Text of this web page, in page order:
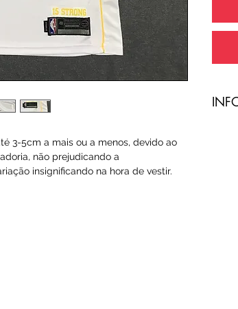
3-5cm a mais ou a menos, devido ao
não prejudicando a
insignificando na hora de vestir.